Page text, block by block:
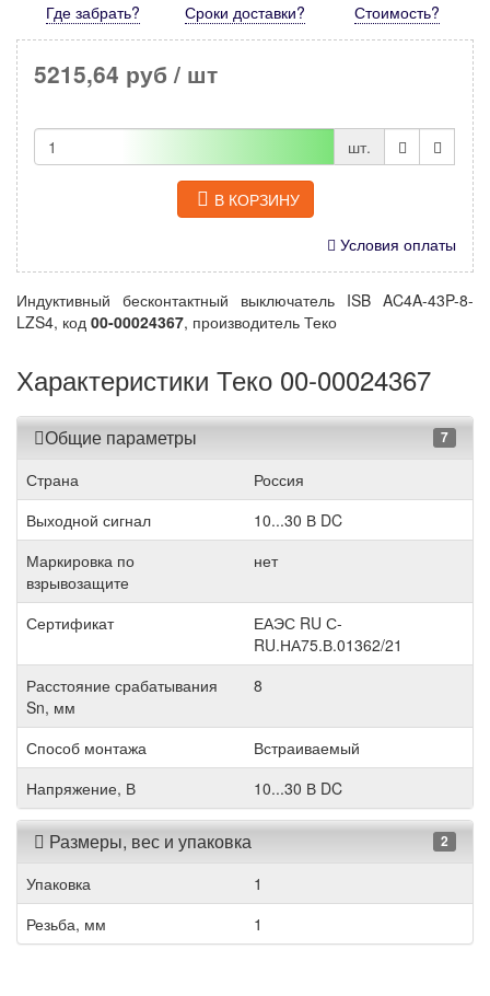
Где забрать? Сроки доставки? Стоимость?
5215,64 руб / шт
шт.
В КОРЗИНУ
Условия оплаты
Индуктивный бесконтактный выключатель ISB AC4A-43P-8-
LZS4, код 00-00024367, производитель Теко
Характеристики Теко 00-00024367
Общие параметры 7
Страна
Россия
Выходной сигнал
10...30 В DC
Маркировка по
взрывозащите
нет
Сертификат
ЕАЭС RU С-
RU.НА75.В.01362/21
Расстояние срабатывания
Sn, мм
8
Способ монтажа
Встраиваемый
Напряжение, В
10...30 В DC
Размеры, вес и упаковка 2
Упаковка
1
Резьба, мм
1